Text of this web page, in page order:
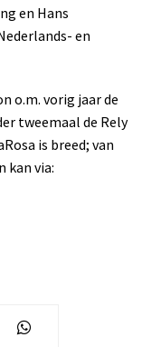
en Hans
en
o.m. vorig jaar de
tweemaal de Rely
is breed; van
kan via: